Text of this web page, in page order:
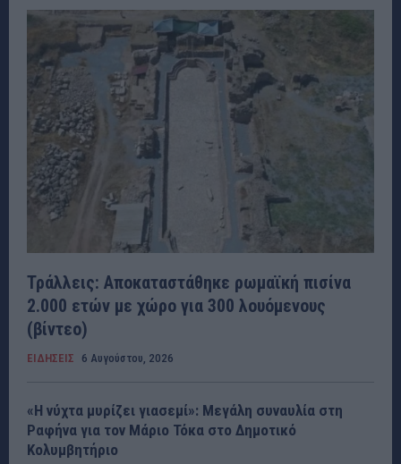
Τράλλεις: Αποκαταστάθηκε ρωμαϊκή πισίνα
2.000 ετών με χώρο για 300 λουόμενους
(βίντεο)
ΕΙΔΗΣΕΙΣ 6 Αυγούστου, 2026
«Η νύχτα μυρίζει γιασεμί»: Μεγάλη συναυλία στη
Ραφήνα για τον Μάριο Τόκα στο Δημοτικό
Κολυμβητήριο